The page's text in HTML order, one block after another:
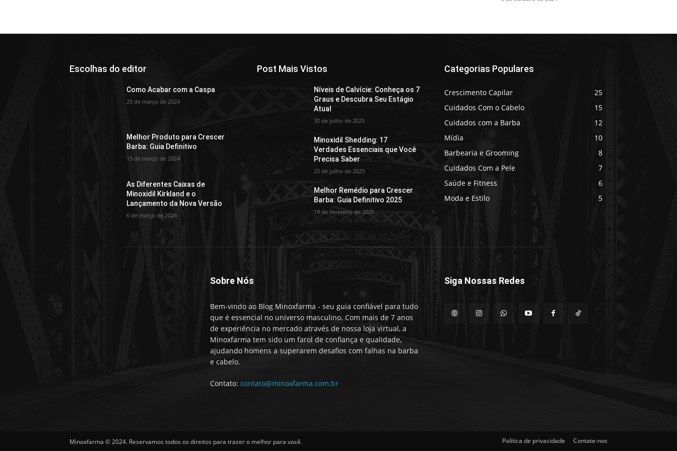
Escolhas do editor
Como Acabar com a Caspa
25 de março de 2024
Melhor Produto para Crescer
Barba: Guia Definitivo
15 de março de 2024
As Diferentes Caixas de
Minoxidil Kirkland e o
Lançamento da Nova Versão
6 de março de 2024
Post Mais Vistos
Níveis de Calvície: Conheça os 7
Graus e Descubra Seu Estágio
Atual
30 de julho de 2025
Minoxidil Shedding: 17
Verdades Essenciais que Você
Precisa Saber
25 de julho de 2025
Melhor Remédio para Crescer
Barba: Guia Definitivo 2025
19 de fevereiro de 2025
Categorias Populares
Crescimento Capilar
25
Cuidados Com o Cabelo
15
Cuidados com a Barba
12
Mídia
10
Barbearia e Grooming
8
Cuidados Com a Pele
7
Saúde e Fitness
6
Moda e Estilo
5
Sobre Nós
Bem-vindo ao Blog Minoxfarma - seu guia confiável para tudo
que é essencial no universo masculino. Com mais de 7 anos
de experiência no mercado através de nossa loja virtual, a
Minoxfarma tem sido um farol de confiança e qualidade,
ajudando homens a superarem desafios com falhas na barba
e cabelo.
Contato: contato@minoxfarma.com.br
Siga Nossas Redes
Minoxfarma © 2024. Reservamos todos os direitos para trazer o melhor para você. Política de privacidade Contate-nos